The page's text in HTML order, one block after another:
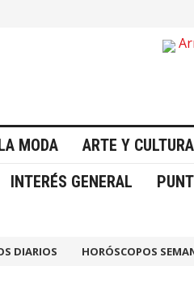
MODA ARTE Y CULTURA
INTERÉS GENERAL
DIARIOS HORÓSCOPOS